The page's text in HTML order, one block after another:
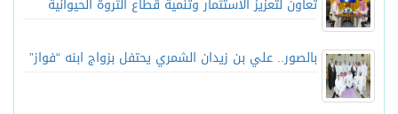
بالصور.. علي بن زيدان الشمري يحتفل بزواج ابنه “فواز”